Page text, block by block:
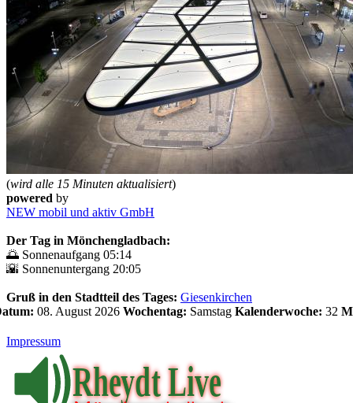
(wird alle 15 Minuten aktualisiert)
powered by
NEW mobil und aktiv GmbH
Der Tag in Mönchengladbach:
🌅 Sonnenaufgang 05:14
🌇 Sonnenuntergang 20:05
Gruß in den Stadtteil des Tages: Giesenkirchen
08. August 2026 Wochentag: Samstag Kalenderwoche: 32
Impressum